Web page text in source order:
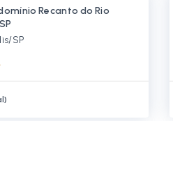
Recanto do Rio
SP
)